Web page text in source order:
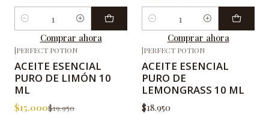
Cantidad
Comprar ahora
Cantidad
Comprar ahora
|PERFECT POTION
ACEITE ESENCIAL
PURO DE LIMÓN 10
ML
$15.000$19.950
|PERFECT POTION
ACEITE ESENCIAL
PURO DE
LEMONGRASS 10 ML
$18.950